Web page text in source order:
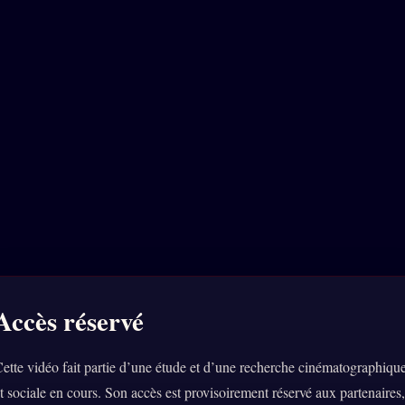
réservé
vidéo fait partie d’une étude et d’une recherche
sociale en cours. Son accès est provisoirement réservé aux partenaires,